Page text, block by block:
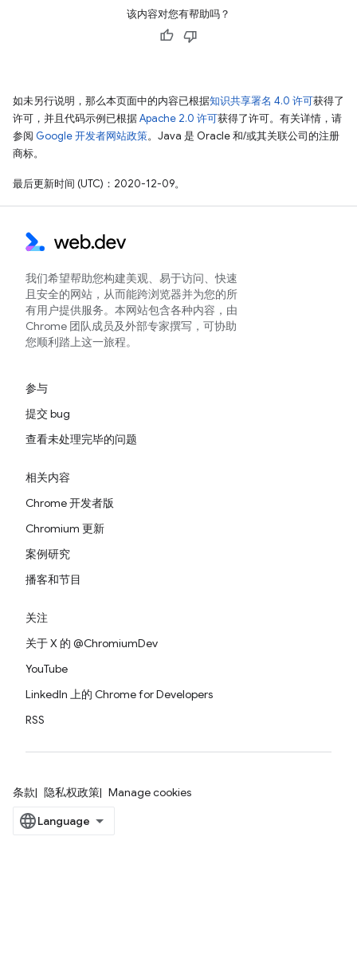
该内容对您有帮助吗？
如未另行说明，那么本页面中的内容已根据知识共享署名 4.0 许可获得了
许可，并且代码示例已根据Apache 2.0 许可获得了许可。有关详情，请
参阅 Google 开发者网站政策。Java 是 Oracle 和/或其关联公司的注册
商标。
最后更新时间 (UTC)：2020-12-09。
我们希望帮助您构建美观、易于访问、快速
且安全的网站，从而能跨浏览器并为您的所
有用户提供服务。本网站包含各种内容，由
Chrome 团队成员及外部专家撰写，可协助
您顺利踏上这一旅程。
参与
提交 bug
查看未处理完毕的问题
相关内容
Chrome 开发者版
Chromium 更新
案例研究
播客和节目
关注
关于 X 的 @ChromiumDev
YouTube
LinkedIn 上的 Chrome for Developers
RSS
条款 隐私权政策 Manage cookies